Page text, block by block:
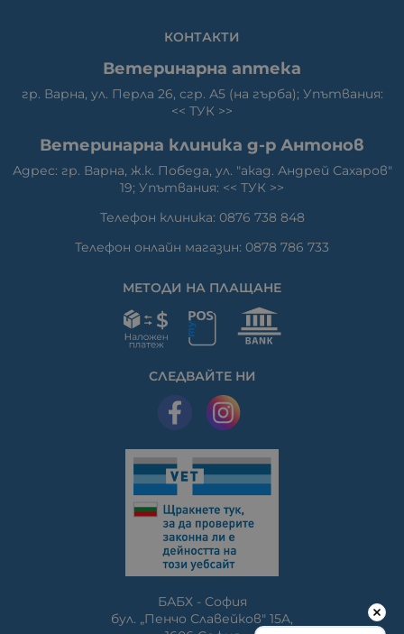
КОНТАКТИ
Ветеринарна аптека
гр. Варна, ул. Перла 26, сгр. А5 (на гърба); Упътвания:
<< ТУК >>
Ветеринарна клиника д-р Антонов
Адрес: гр. Варна, ж.к. Победа, ул. "акад. Андрей Сахаров"
19; Упътвания: << ТУК >>
Телефон клиника: 0876 738 848
Телефон онлайн магазин: 0878 786 733
МЕТОДИ НА ПЛАЩАНЕ
СЛЕДВАЙТЕ НИ
БАБХ - София
бул. „Пенчо Славейков" 15A,